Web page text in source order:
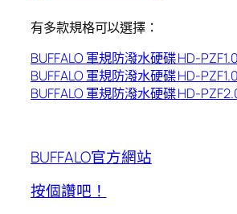
有多款規格可以選擇：
BUFFALO 軍規防潑水硬碟 HD-
BUFFALO 軍規防潑水硬碟 HD-
BUFFALO 軍規防潑水硬碟 HD-
BUFFALO官方網站
按個讚吧！